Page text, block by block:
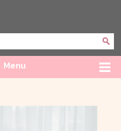
Menu